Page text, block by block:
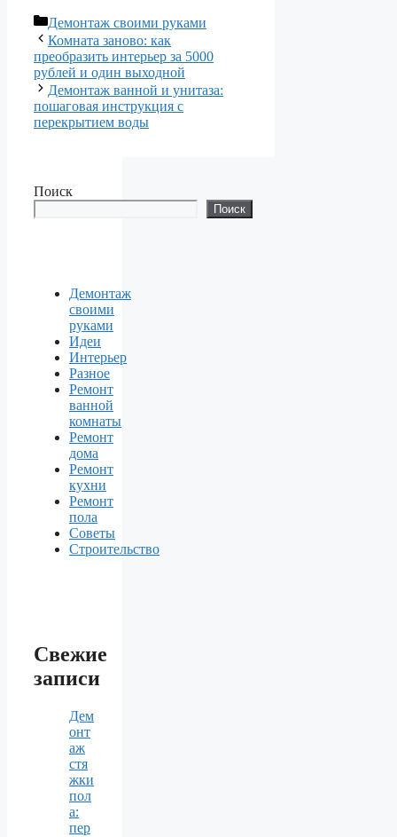
Рубрики
Демонтаж своими руками
Комната заново: как
преобразить интерьер за 5000
рублей и один выходной
Демонтаж ванной и унитаза:
пошаговая инструкция с
перекрытием воды
Поиск
Поиск
Демонтаж
своими
руками
Идеи
Интерьер
Разное
Ремонт
ванной
комнаты
Ремонт
дома
Ремонт
кухни
Ремонт
пола
Советы
Строительство
Свежие
записи
Дем
онт
аж
стя
жки
пол
а:
пер